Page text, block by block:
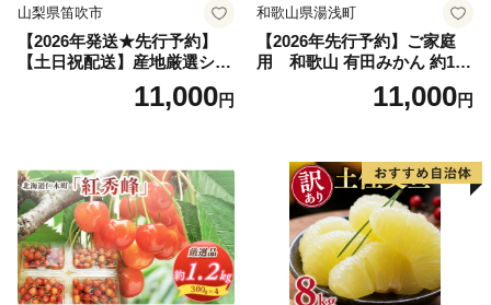
山梨県笛吹市
【2026年発送★先行予約】
【土日祝配送】産地厳選シャ
インマスカット1.2kg～1.3kg
（2房～3房）※沖縄・離島配
笛吹市 山梨県 フルーツ 果物
ぶどう 葡萄 大粒 シャインマ
スカット おすすめ シャイン
マスカット 贈答 ギフト 産地
笛吹市 シャインマスカット
笛吹 葡萄 国産 ぶどう 人気
国産 1.2kg 先行｜
11,000円
和歌山県湯浅町
【2026年先行予約】ご家庭
用 和歌山 有田みかん 約10k
g (2L、3Lサイズ)【湯浅町】
11,000円